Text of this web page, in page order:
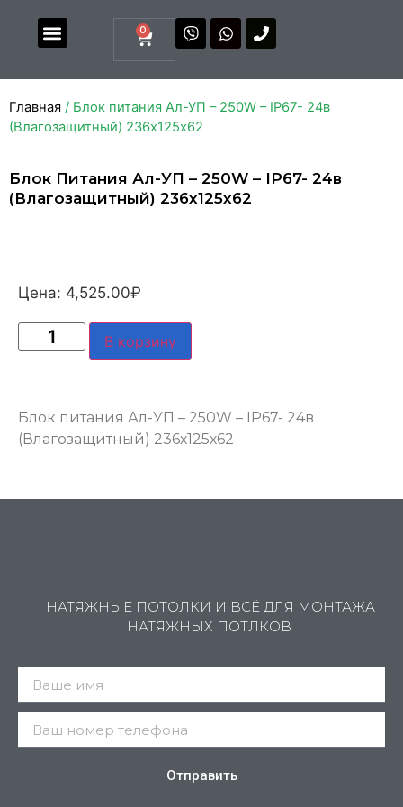
0
Главная / Блок питания Ал-УП – 250W – IP67- 24в
(Влагозащитный) 236х125х62
Блок Питания Ал-УП – 250W – IP67- 24в
(Влагозащитный) 236х125х62
Цена: 4,525.00₽
В корзину
Блок питания Ал-УП – 250W – IP67- 24в
(Влагозащитный) 236х125х62
НАТЯЖНЫЕ ПОТОЛКИ И ВСЁ ДЛЯ МОНТАЖА
НАТЯЖНЫХ ПОТЛКОВ
Отправить